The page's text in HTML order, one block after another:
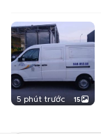
5 phút trước 15